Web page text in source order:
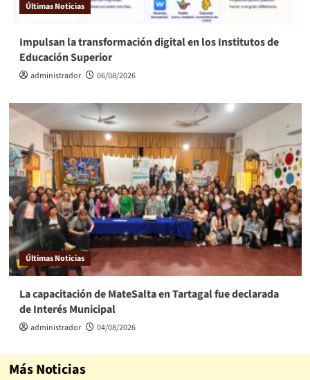
Últimas Noticias
Impulsan la transformación digital en los Institutos de
Educación Superior
administrador 06/08/2026
Últimas Noticias
La capacitación de MateSalta en Tartagal fue declarada
de Interés Municipal
administrador 04/08/2026
Más Noticias